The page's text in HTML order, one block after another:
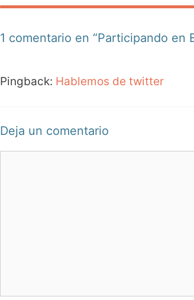
1 comentario en “Participando en
Pingback: Hablemos de twitter
Deja un comentario